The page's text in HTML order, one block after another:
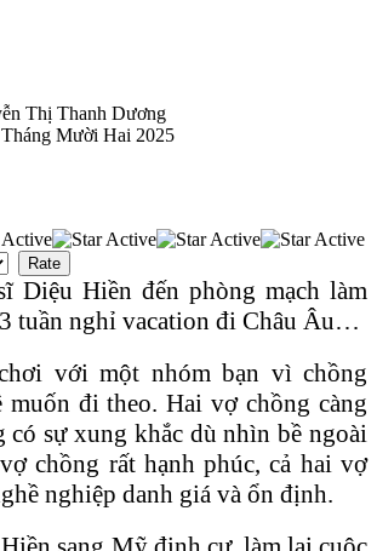
Thị Thanh Dương
Mười Hai 2025
Diệu Hiền đến phòng mạch làm
tuần nghỉ vacation đi Châu Âu…
với một nhóm bạn vì chồng
muốn đi theo. Hai vợ chồng càng
có sự xung khắc dù nhìn bề ngoài
chồng rất hạnh phúc, cả hai vợ
nghiệp danh giá và ổn định.